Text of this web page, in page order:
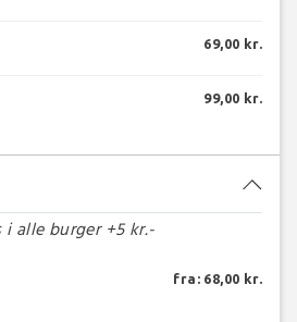
69,00 kr.
99,00 kr.
i alle burger +5 kr.-
fra: 68,00 kr.